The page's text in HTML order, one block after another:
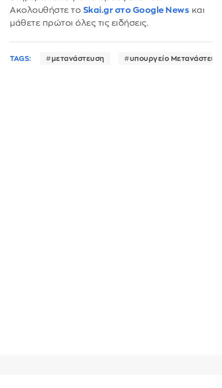
Ακολουθήστε το Skai.gr στο Google News και
μάθετε πρώτοι όλες τις ειδήσεις.
TAGS: μετανάστευση υπουργείο